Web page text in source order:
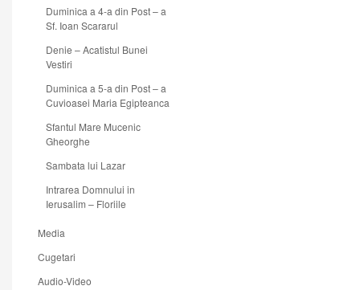
Duminica a 4-a din Post – a
Sf. Ioan Scararul
Denie – Acatistul Bunei
Vestiri
Duminica a 5-a din Post – a
Cuvioasei Maria Egipteanca
Sfantul Mare Mucenic
Gheorghe
Sambata lui Lazar
Intrarea Domnului in
Ierusalim – Floriile
Media
Cugetari
Audio-Video